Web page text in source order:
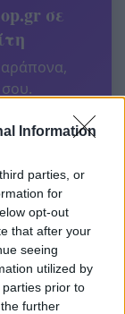
Information
parties, or
for
opt-out
that after your
seeing
utilized by
prior to
further
σε
σου.
στο Bing News